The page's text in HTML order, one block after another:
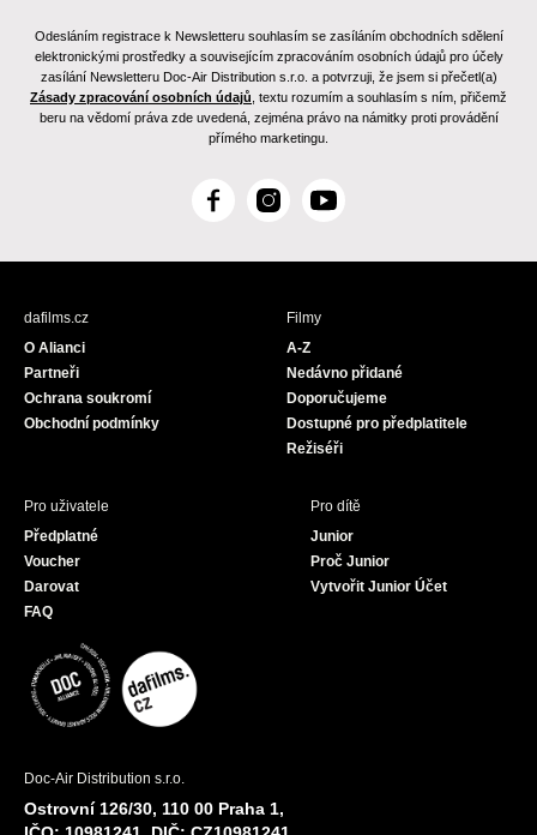
Odesláním registrace k Newsletteru souhlasím se zasíláním obchodních sdělení
elektronickými prostředky a souvisejícím zpracováním osobních údajů pro účely
zasílání Newsletteru Doc-Air Distribution s.r.o. a potvrzuji, že jsem si přečetl(a)
Zásady zpracování osobních údajů , textu rozumím a souhlasím s ním, přičemž
beru na vědomí práva zde uvedená, zejména právo na námitky proti provádění
přímého marketingu.
F
c
I
s
Y
u
dafilms.cz
O Alianci
Partneři
Ochrana soukromí
Obchodní podmínky
Filmy
A-Z
Nedávno přidané
Doporučujeme
Dostupné pro předplatitele
Režiséři
Pro uživatele
Předplatné
Voucher
Darovat
FAQ
Pro dítě
Junior
Proč Junior
Vytvořit Junior Účet
Doc-Air Distribution s.r.o.
Ostrovní 126/30, 110 00 Praha 1,